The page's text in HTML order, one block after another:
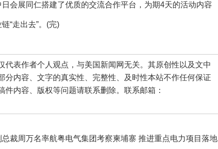
展同仁搭建了优质的交流合作平台，为期4天的活动内容
“走出去”。(完)
表作者个人观点，与美国新闻网无关。其原创性以及文中
内容、文字的真实性、完整性、及时性本站不作任何保证
内容、版权等问题请联系删除。联系邮箱：
裁周万名率航粤电气集团考察柬埔寨 推进重点电力项目落地